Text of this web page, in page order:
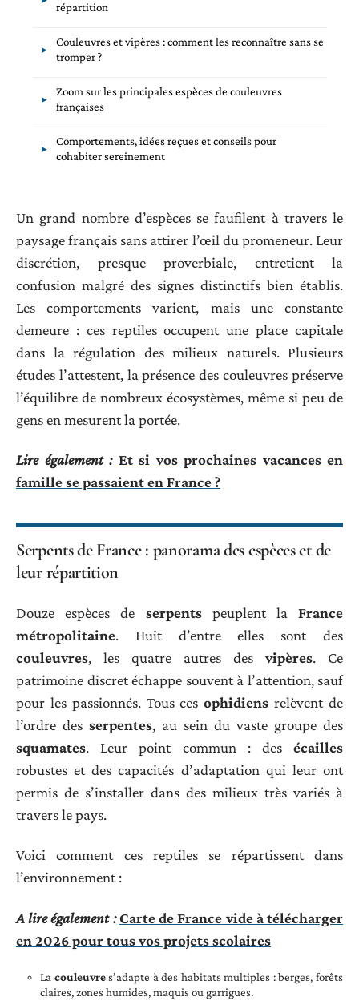
répartition
Couleuvres et vipères : comment les reconnaître sans se
tromper ?
Zoom sur les principales espèces de couleuvres
françaises
Comportements, idées reçues et conseils pour
cohabiter sereinement
Un grand nombre d’espèces se faufilent à travers le
paysage français sans attirer l’œil du promeneur. Leur
discrétion, presque proverbiale, entretient la
confusion malgré des signes distinctifs bien établis.
Les comportements varient, mais une constante
demeure : ces reptiles occupent une place capitale
dans la régulation des milieux naturels. Plusieurs
études l’attestent, la présence des couleuvres préserve
l’équilibre de nombreux écosystèmes, même si peu de
gens en mesurent la portée.
Lire également : Et si vos prochaines vacances en
famille se passaient en France ?
Serpents de France : panorama des espèces et de
leur répartition
Douze espèces de serpentspeuplent la France
métropolitaine. Huit d’entre elles sont des
couleuvres, les quatre autres des vipères. Ce
patrimoine discret échappe souvent à l’attention, sauf
pour les passionnés. Tous cesophidiens relèvent de
l’ordre des serpentes, au sein du vaste groupe des
squamates. Leur point commun : des écailles
robustes et des capacités d’adaptation qui leur ont
permis de s’installer dans des milieux très variés à
travers le pays.
Voici comment ces reptiles se répartissent dans
l’environnement :
A lire également : Carte de France vide à télécharger
en 2026 pour tous vos projets scolaires
La couleuvres’adapte à des habitats multiples : berges, forêts
claires, zones humides, maquis ou garrigues.